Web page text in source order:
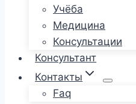
Учёба
Медицина
Консультации
Консультант
Контакты
Faq